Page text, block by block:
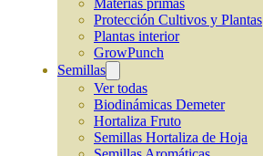
Materias primas
Protección Cultivos y Plantas
Plantas interior
GrowPunch
Semillas
Ver todas
Biodinámicas Demeter
Hortaliza Fruto
Semillas Hortaliza de Hoja